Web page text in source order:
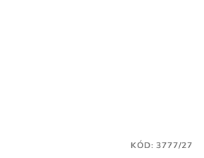
KÓD:3777/27